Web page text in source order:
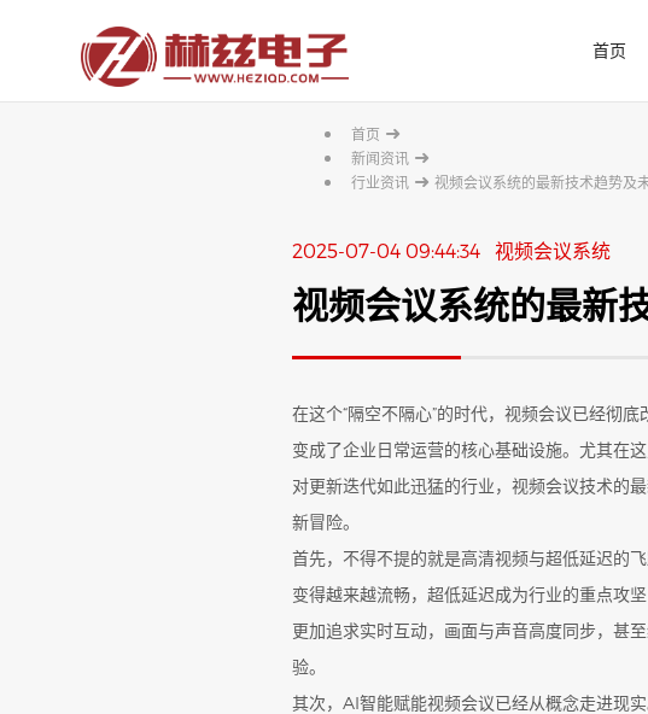
首页
首页 ➜
新闻资讯➜
行业资讯➜ 视频会议系统的最新技术趋势及
2025-07-04 09:44:34 视频会议系统
视频会议系统的最新
在这个“隔空不隔心”的时代，视频会议已经彻
变成了企业日常运营的核心基础设施。尤其在
对更新迭代如此迅猛的行业，视频会议技术的
新冒险。
首先，不得不提的就是高清视频与超低延迟的
变得越来越流畅，超低延迟成为行业的重点攻
更加追求实时互动，画面与声音高度同步，甚
验。
其次，AI智能赋能视频会议已经从概念走进现